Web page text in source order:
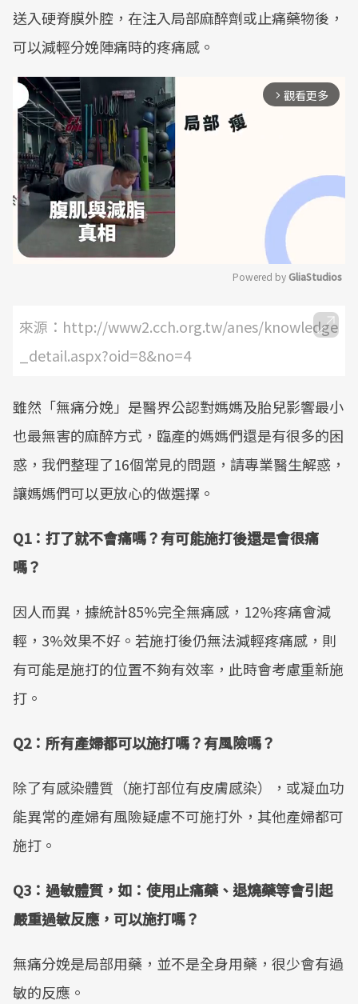
送入硬脊膜外腔，在注入局部麻醉劑或止痛藥物後，
可以減輕分娩陣痛時的疼痛感。
arrow_forward_ios 觀看更多
Mute
Powered by GliaStudios
來源：http://www2.cch.org.tw/anes/knowledge
_detail.aspx?oid=8&no=4
雖然「無痛分娩」是醫界公認對媽媽及胎兒影響最小
也最無害的麻醉方式，臨產的媽媽們還是有很多的困
惑，我們整理了16個常見的問題，請專業醫生解惑，
讓媽媽們可以更放心的做選擇。
Q1：打了就不會痛嗎？有可能施打後還是會很痛
嗎？
因人而異，據統計85%完全無痛感，12%疼痛會減
輕，3%效果不好。若施打後仍無法減輕疼痛感，則
有可能是施打的位置不夠有效率，此時會考慮重新施
打。
Q2：所有產婦都可以施打嗎？有風險嗎？
除了有感染體質（施打部位有皮膚感染），或凝血功
能異常的產婦有風險疑慮不可施打外，其他產婦都可
施打。
Q3 ：過敏體質，如：使用止痛藥、退燒藥等會引起
嚴重過敏反應，可以施打嗎？
無痛分娩是局部用藥，並不是全身用藥，很少會有過
敏的反應。